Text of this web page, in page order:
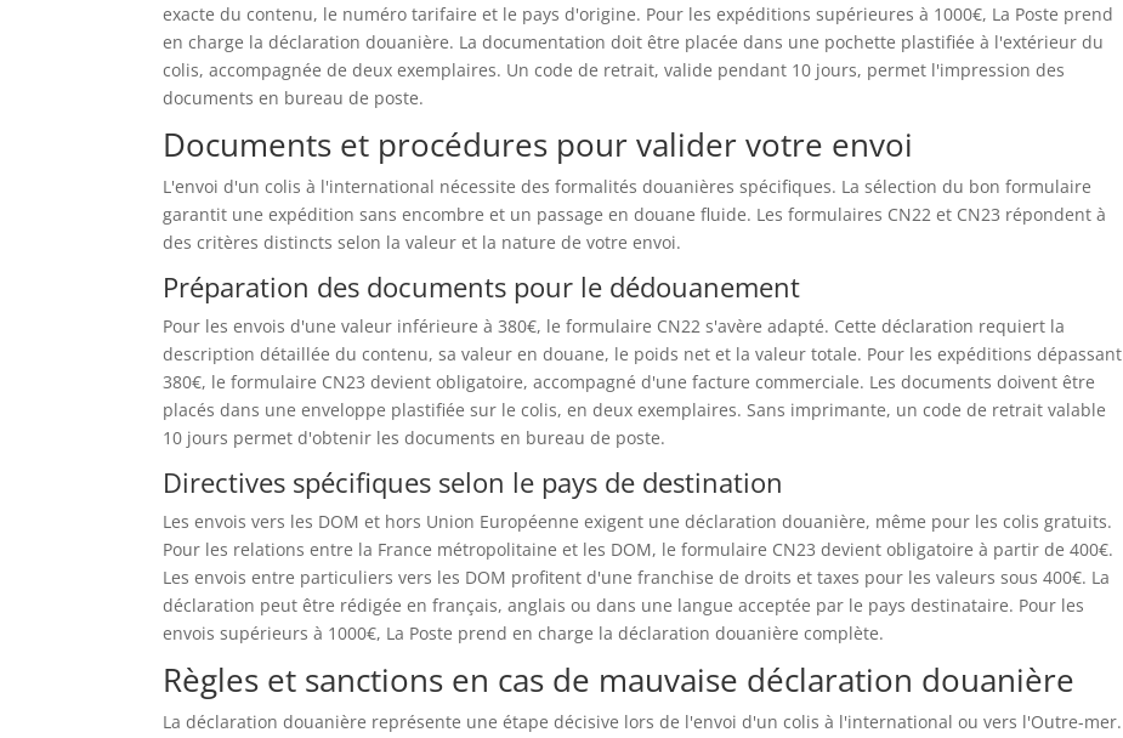
exacte du contenu, le numéro tarifaire et le pays d'origine. Pour les expéditions supérieures à 1000€, La Poste prend
en charge la déclaration douanière. La documentation doit être placée dans une pochette plastifiée à l'extérieur du
colis, accompagnée de deux exemplaires. Un code de retrait, valide pendant 10 jours, permet l'impression des
documents en bureau de poste.
Documents et procédures pour valider votre envoi
L'envoi d'un colis à l'international nécessite des formalités douanières spécifiques. La sélection du bon formulaire
garantit une expédition sans encombre et un passage en douane fluide. Les formulaires CN22 et CN23 répondent à
des critères distincts selon la valeur et la nature de votre envoi.
Préparation des documents pour le dédouanement
Pour les envois d'une valeur inférieure à 380€, le formulaire CN22 s'avère adapté. Cette déclaration requiert la
description détaillée du contenu, sa valeur en douane, le poids net et la valeur totale. Pour les expéditions dépassant
380€, le formulaire CN23 devient obligatoire, accompagné d'une facture commerciale. Les documents doivent être
placés dans une enveloppe plastifiée sur le colis, en deux exemplaires. Sans imprimante, un code de retrait valable
10 jours permet d'obtenir les documents en bureau de poste.
Directives spécifiques selon le pays de destination
Les envois vers les DOM et hors Union Européenne exigent une déclaration douanière, même pour les colis gratuits.
Pour les relations entre la France métropolitaine et les DOM, le formulaire CN23 devient obligatoire à partir de 400€.
Les envois entre particuliers vers les DOM profitent d'une franchise de droits et taxes pour les valeurs sous 400€. La
déclaration peut être rédigée en français, anglais ou dans une langue acceptée par le pays destinataire. Pour les
envois supérieurs à 1000€, La Poste prend en charge la déclaration douanière complète.
Règles et sanctions en cas de mauvaise déclaration douanière
La déclaration douanière représente une étape décisive lors de l'envoi d'un colis à l'international ou vers l'Outre-mer.